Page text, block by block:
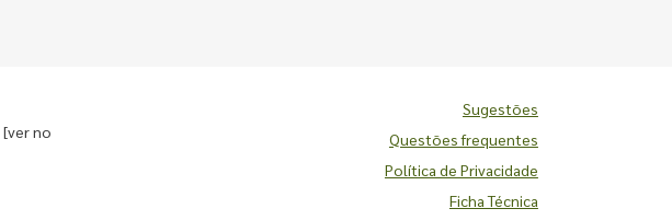
[ver no
Sugestões
Questões frequentes
Política de Privacidade
Ficha Técnica